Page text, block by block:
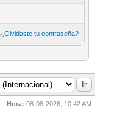
¿Olvidaste tu contraseña?
Hora: 08-08-2026, 10:42 AM